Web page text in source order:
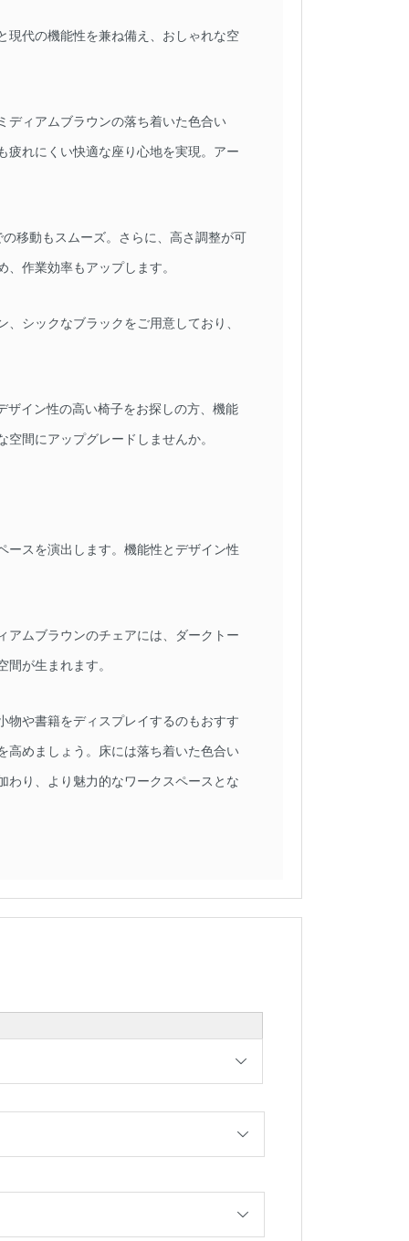
現代の機能性を兼ね備え、おしゃれな空
ディアムブラウンの落ち着いた色合い
疲れにくい快適な座り心地を実現。アー
移動もスムーズ。さらに、高さ調整が可
作業効率もアップします。
シックなブラックをご用意しており、
ザイン性の高い椅子をお探しの方、機能
間にアップグレードしませんか。
ースを演出します。機能性とデザイン性
アムブラウンのチェアには、ダークトー
が生まれます。
物や書籍をディスプレイするのもおすす
高めましょう。床には落ち着いた色合い
わり、より魅力的なワークスペースとな